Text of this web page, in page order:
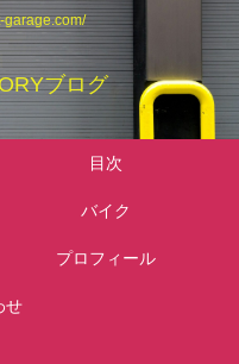
garage.com/
ブログ
目次
バイク
プロフィール
せ